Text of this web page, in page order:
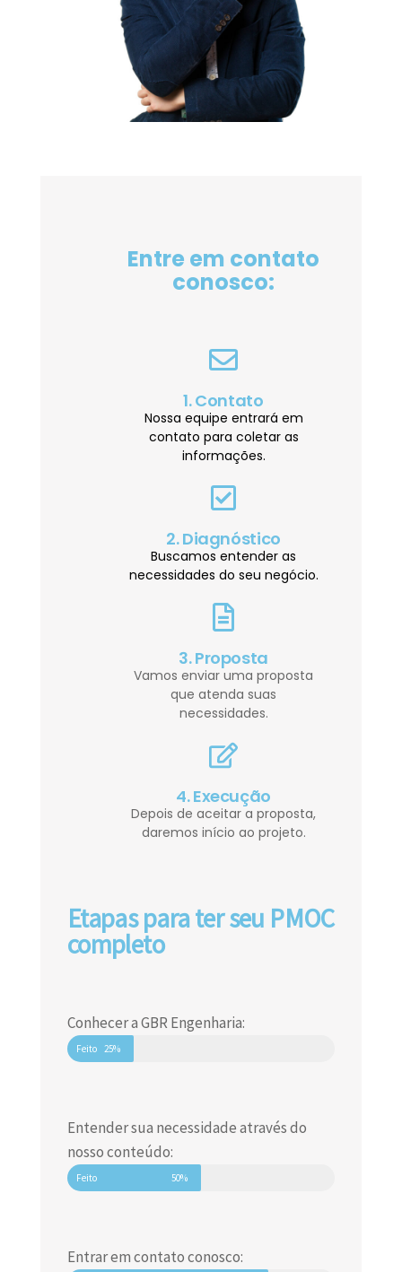
Entre em contato
conosco:
1. Contato
Nossa equipe entrará em
contato para coletar as
informações.
2. Diagnóstico
Buscamos entender as
necessidades do seu negócio.
3. Proposta
Vamos enviar uma proposta
que atenda suas
necessidades.
4. Execução
Depois de aceitar a proposta,
daremos início ao projeto.
Etapas para ter seu PMOC
completo
Conhecer a GBR Engenharia:
Feito 25%
Entender sua necessidade através do
nosso conteúdo:
Feito 50%
Entrar em contato conosco: